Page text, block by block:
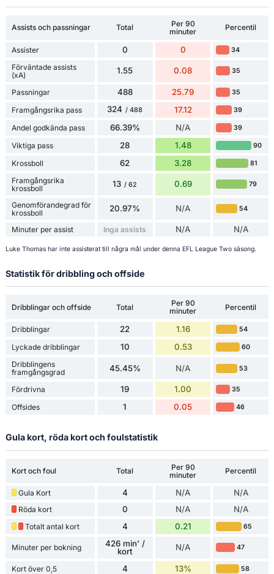
Assists och passningar Total
Per 90
minuter
Percentil
Assister 0 0 34
Förväntade assists
(xA)
1.55 0.08 35
Passningar 488 25.79 35
Framgångsrika pass 324 / 488 17.12 39
Andel godkända pass 66.39% N/A 39
Viktiga pass 28 1.48 90
Krossboll 62 3.28 81
Framgångsrika
krossboll
13 / 62 0.69 79
Genomförandegrad för
krossboll
20.97% N/A 54
Minuter per assist Inga assists N/A N/A
Luke Thomas har inte assisterat till några mål under denna EFL League Two säsong.
Statistik för dribbling och offside
Dribblingar och offside Total
Per 90
minuter
Percentil
Dribblingar 22 1.16 54
Lyckade dribblingar 10 0.53 60
Dribblingens
framgångsgrad
45.45% N/A 53
Fördrivna 19 1.00 35
Offsides 1 0.05 46
Gula kort, röda kort och foulstatistik
Kort och foul Total
Per 90
minuter
Percentil
Gula Kort 4 N/A N/A
Röda kort 0 N/A N/A
Totalt antal kort 4 0.21 65
Minuter per bokning
426 min' /
kort
N/A 47
Kort över 0,5 4 13% 58